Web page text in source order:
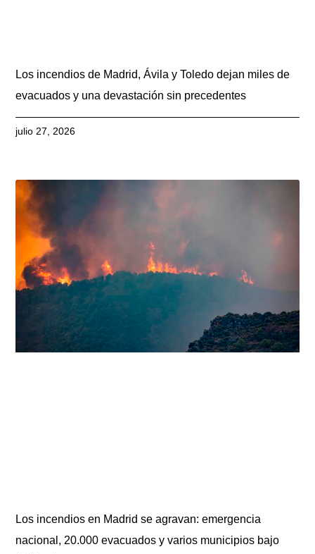
Los incendios de Madrid, Ávila y Toledo dejan miles de
evacuados y una devastación sin precedentes
julio 27, 2026
Los incendios en Madrid se agravan: emergencia
nacional, 20.000 evacuados y varios municipios bajo